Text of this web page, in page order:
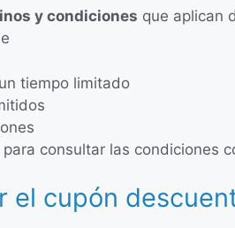
y condiciones que aplican
tiempo limitado
consultar las condiciones
el cupón